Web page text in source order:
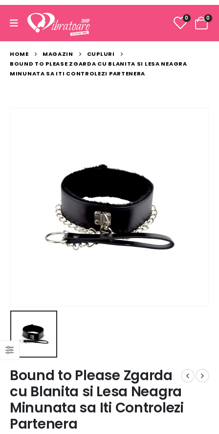
0 0
HOME MAGAZIN
CUPLURI
BOUND TO PLEASE ZGARDA CU BLANITA SI LESA NEAGRA
MINUNATA SA ITI CONTROLEZI PARTENERA
Bound to Please Zgarda
cu Blanita si Lesa Neagra
Minunata sa Iti Controlezi
Partenera